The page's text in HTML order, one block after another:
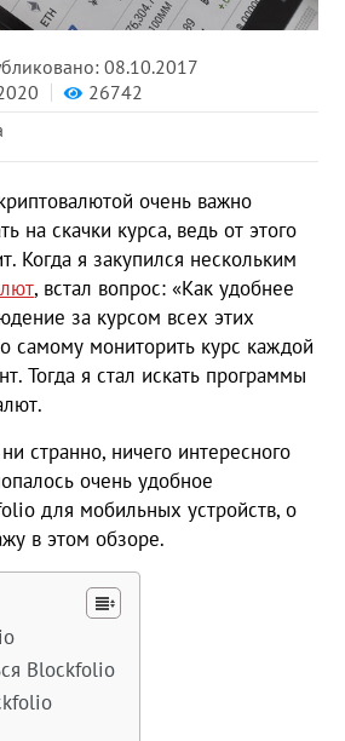
08.10.2017
26742
очень важно
на скачки курса, ведь от этого
Когда я закупился нескольким
, встал вопрос: «Как удобнее
за курсом всех этих
самому мониторить курс каждой
Тогда я стал искать программы
странно, ничего интересного
очень удобное
для мобильных устройств, о
в этом обзоре.
Blockfolio